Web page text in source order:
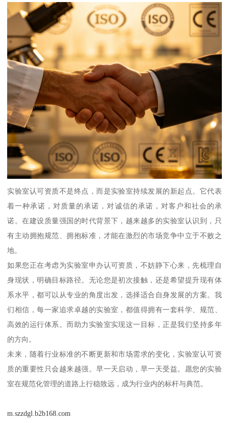
实验室认可资质不是终点，而是实验室持续发展的新起点。它代表
着一种承诺，对质量的承诺，对诚信的承诺，对客户和社会的承
诺。在建设质量强国的时代背景下，越来越多的实验室认识到，只
有主动拥抱规范、拥抱标准，才能在激烈的市场竞争中立于不败之
地。
如果您正在考虑为实验室申办认可资质，不妨静下心来，先梳理自
身现状，明确目标路径。无论您是初次接触，还是希望提升现有体
系水平，都可以从专业的角度出发，选择适合自身发展的方案。我
们相信，每一家追求卓越的实验室，都值得拥有一套科学、规范、
高效的运行体系。而助力实验室实现这一目标，正是我们坚持多年
的方向。
未来，随着行业标准的不断更新和市场需求的变化，实验室认可资
质的重要性只会越来越强。早一天启动，早一天受益。愿您的实验
室在规范化管理的道路上行稳致远，成为行业内的标杆与典范。
m.szzdgl.b2b168.com